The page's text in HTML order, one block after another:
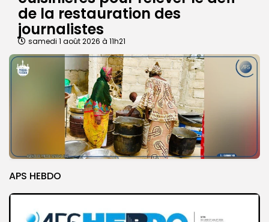
de la restauration des
journalistes
samedi 1 août 2026 à 11h21
APS HEBDO